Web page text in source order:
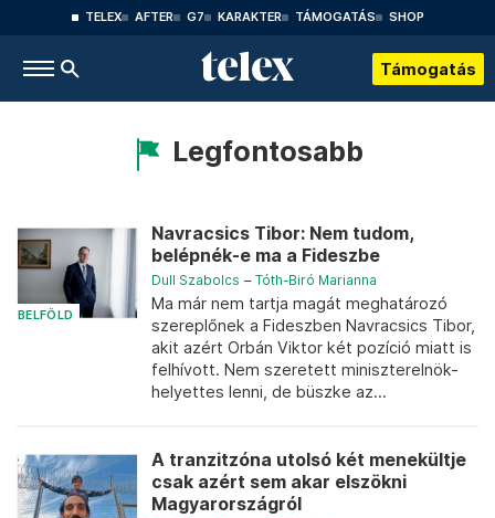
TELEX AFTER G7 KARAKTER TÁMOGATÁS SHOP
Támogatás
Legfontosabb
BELFÖLD
Navracsics Tibor: Nem tudom,
belépnék-e ma a Fideszbe
Dull Szabolcs – Tóth-Biró Marianna
Ma már nem tartja magát meghatározó
szereplőnek a Fideszben Navracsics Tibor,
akit azért Orbán Viktor két pozíció miatt is
felhívott. Nem szeretett miniszterelnök-
helyettes lenni, de büszke az...
A tranzitzóna utolsó két menekültje
csak azért sem akar elszökni
Magyarországról